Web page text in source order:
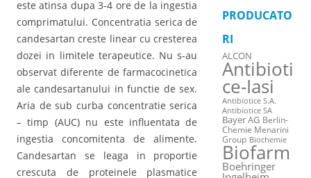
este atinsa dupa 3-4 ore de la ingestia
comprimatului. Concentratia serica de
candesartan creste linear cu cresterea
dozei in limitele terapeutice. Nu s-au
observat diferente de farmacocinetica
ale candesartanului in functie de sex.
Aria de sub curba concentratie serica
– timp (AUC) nu este influentata de
ingestia concomitenta de alimente.
Candesartan se leaga in proportie
crescuta de proteinele plasmatice
PRODUCATO
RI
ALCON
Antibioti
ce-Iasi
Antibiotice S.A.
Antibiotice SA
Bayer AG Berlin-
Chemie Menarini
Group Biochemie
Biofarm
Boehringer